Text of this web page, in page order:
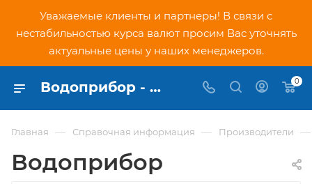
Уважаемые клиенты и партнеры! В связи с
нестабильностью курса валют просим Вас уточнять
актуальные цены у наших менеджеров.
Водоприбор - купить официальную продукцию в интернет-магазине PNDtech.ru 0
Главная — Справочная информация — Производители —
Водоприбор